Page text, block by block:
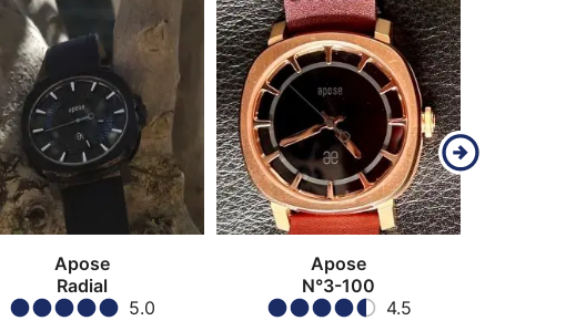
Apose
Radial
5.0
Apose
N°3-100
4.5